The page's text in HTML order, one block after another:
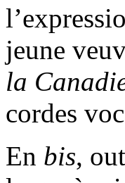
jeune
la
cordes
En bis,